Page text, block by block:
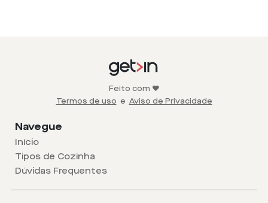
Feito com ❤️
Termos de uso e Aviso de Privacidade
Navegue
Início
Tipos de Cozinha
Dúvidas Frequentes